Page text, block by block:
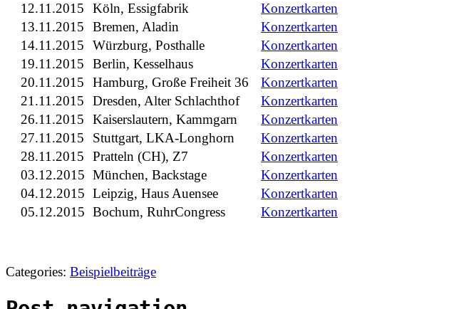
12.11.2015
Köln, Essigfabrik
Konzertkarten
13.11.2015
Bremen, Aladin
Konzertkarten
14.11.2015
Würzburg, Posthalle
Konzertkarten
19.11.2015
Berlin, Kesselhaus
Konzertkarten
20.11.2015
Hamburg, Große Freiheit 36
Konzertkarten
21.11.2015
Dresden, Alter Schlachthof
Konzertkarten
26.11.2015
Kaiserslautern, Kammgarn
Konzertkarten
27.11.2015
Stuttgart, LKA-Longhorn
Konzertkarten
28.11.2015
Pratteln (CH), Z7
Konzertkarten
03.12.2015 München, Backstage
Konzertkarten
04.12.2015 Leipzig, Haus Auensee
Konzertkarten
05.12.2015 Bochum, RuhrCongress Konzertkarten
Categories: Beispielbeiträge